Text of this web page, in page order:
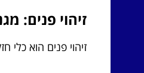
זיהוי פנים:
זיהוי פנים הוא כלי